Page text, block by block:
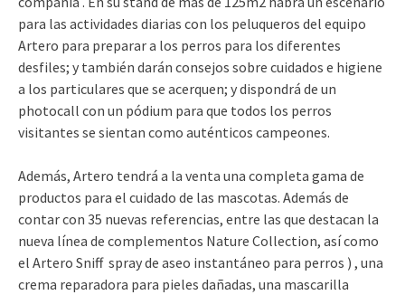
para las actividades diarias con los peluqueros del equipo
Artero para preparar a los perros para los diferentes
desfiles; y también darán consejos sobre cuidados e higiene
a los particulares que se acerquen; y dispondrá de un
photocall con un pódium para que todos los perros
visitantes se sientan como auténticos campeones.
Además, Artero tendrá a la venta una completa gama de
productos para el cuidado de las mascotas. Además de
contar con 35 nuevas referencias, entre las que destacan la
nueva línea de complementos Nature Collection, así como
el Artero Sniff spray de aseo instantáneo para perros ) , una
crema reparadora para pieles dañadas, una mascarilla